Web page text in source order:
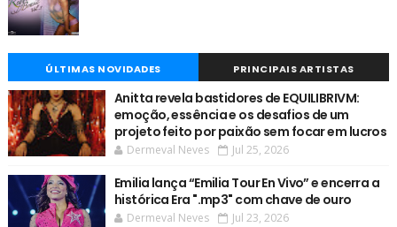
ÚLTIMAS NOVIDADES PRINCIPAIS ARTISTAS
Anitta revela bastidores de EQUILIBRIVM:
emoção, essência e os desafios de um
projeto feito por paixão sem focar em lucros
Dermeval Neves Jul 25, 2026
Emilia lança “Emilia Tour En Vivo” e encerra a
histórica Era ".mp3" com chave de ouro
Dermeval Neves Jul 23, 2026